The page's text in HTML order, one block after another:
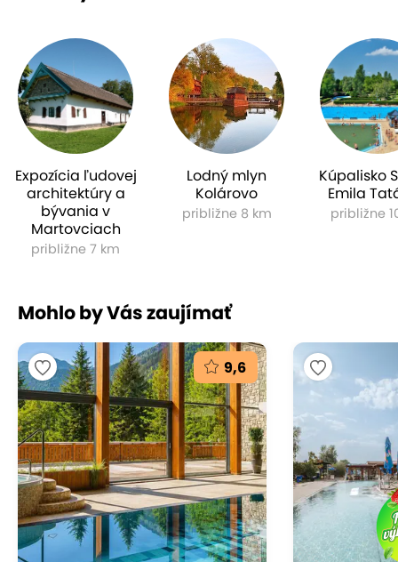
Expozícia ľudovej
architektúry a
bývania v
Martovciach
približne 7 km
Lodný mlyn
Kolárovo
približne 8 km
Kúpalisko
Emila
približne
Mohlo by Vás zaujímať
9,6